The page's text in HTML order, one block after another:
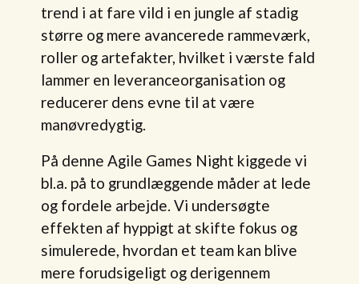
trend i at fare vild i en jungle af stadig
større og mere avancerede rammeværk,
roller og artefakter, hvilket i værste fald
lammer en leveranceorganisation og
reducerer dens evne til at være
manøvredygtig.
På denne Agile Games Night kiggede vi
bl.a. på to grundlæggende måder at lede
og fordele arbejde. Vi undersøgte
effekten af hyppigt at skifte fokus og
simulerede, hvordan et team kan blive
mere forudsigeligt og derigennem